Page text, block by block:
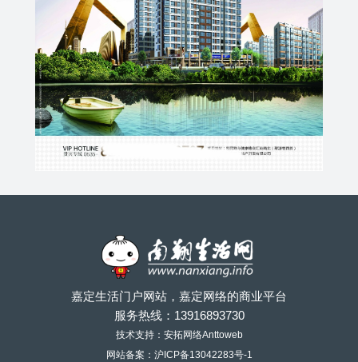
嘉定生活门户网站，嘉定网络的商业平台
服务热线： 13916893730
技术支持：安拓网络Anttoweb
网站备案： 沪ICP备13042283号-1